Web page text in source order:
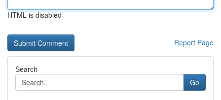
HTML is disabled
Report Page
Search
Go